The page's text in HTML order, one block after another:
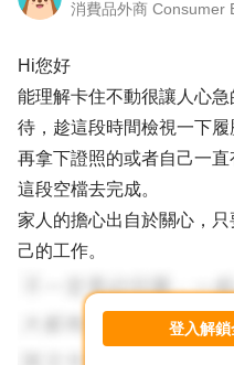
Hi您好
能理解卡住不動很讓人心
待，趁這段時間檢視一下
再拿下證照的或者自己一
這段空檔去完成。
家人的擔心出自於關心，
己的工作。
登入解鎖